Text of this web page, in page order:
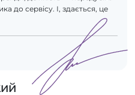
до сервісу. І, здається, це